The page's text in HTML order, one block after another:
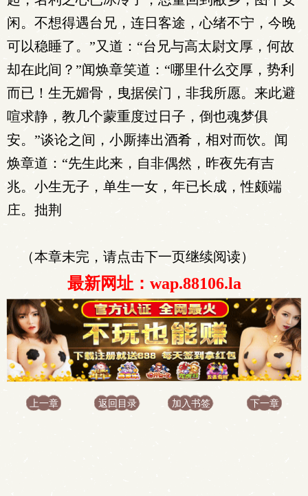
闲。不想得遇台兄，连日客途，心绪不宁，今晚
可以稳睡了。”又道：“台兄与高太尉文厚，何故
却在此间？”闻焕章笑道：“哪里什么交厚，势利
而已！生无媚骨，曳据侯门，非我所愿。来此避
喧求静，教几个蒙重度过日子，倒也魂梦俱
安。”谈论之间，小厮捧出酒肴，相对而饮。闻
焕章道：“先生此来，自非偶然，昨夜先有吉
兆。小生无子，单生一女，年已长成，性颇端
庄。拙荆
（本章未完，请点击下一页继续阅读）
最新网址：wap.88106.la
上一章 返回目录 加入书签 下一章